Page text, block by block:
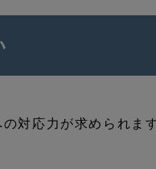
対応力が求められます